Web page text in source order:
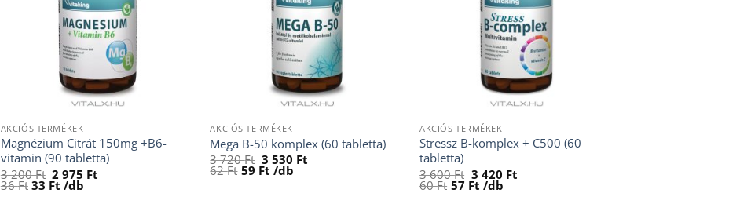
AKCIÓS TERMÉKEK
Magnézium Citrát 150mg +B6-
vitamin (90 tabletta)
3 200Ft Original
price
was:
2 975 Ft
36Ft 33 Ft /db
AKCIÓS TERMÉKEK
Mega B-50 komplex (60 tabletta)
3 720Ft Original
price
3 530 FtCurrent
62Ft 59 Ft /db
AKCIÓS TERMÉKEK
Stressz B-komplex + C500 (60
tabletta)
3 600Ft Original
price
was:
3 420 FtCurrent
price
60Ft 57 Ft /db